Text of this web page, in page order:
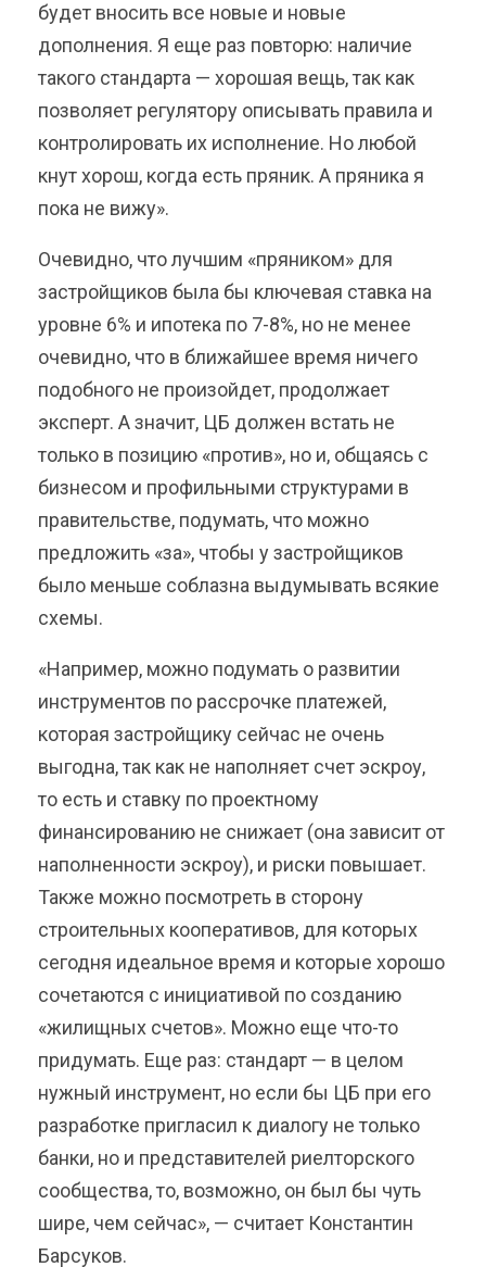
будет вносить все новые и новые
дополнения. Я еще раз повторю: наличие
такого стандарта — хорошая вещь, так как
позволяет регулятору описывать правила и
контролировать их исполнение. Но любой
кнут хорош, когда есть пряник. А пряника я
пока не вижу».
Очевидно, что лучшим «пряником» для
застройщиков была бы ключевая ставка на
уровне 6% и ипотека по 7-8%, но не менее
очевидно, что в ближайшее время ничего
подобного не произойдет, продолжает
эксперт. А значит, ЦБ должен встать не
только в позицию «против», но и, общаясь с
бизнесом и профильными структурами в
правительстве, подумать, что можно
предложить «за», чтобы у застройщиков
было меньше соблазна выдумывать всякие
схемы.
«Например, можно подумать о развитии
инструментов по рассрочке платежей,
которая застройщику сейчас не очень
выгодна, так как не наполняет счет эскроу,
то есть и ставку по проектному
финансированию не снижает (она зависит от
наполненности эскроу), и риски повышает.
Также можно посмотреть в сторону
строительных кооперативов, для которых
сегодня идеальное время и которые хорошо
сочетаются с инициативой по созданию
«жилищных счетов». Можно еще что-то
придумать. Еще раз: стандарт — в целом
нужный инструмент, но если бы ЦБ при его
разработке пригласил к диалогу не только
банки, но и представителей риелторского
сообщества, то, возможно, он был бы чуть
шире, чем сейчас», — считает Константин
Барсуков.